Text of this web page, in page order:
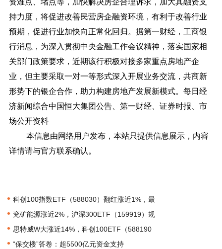
资难点、堵点等，加快解决房企合理诉求，加大其融资支
持力度，将促进改善民营房企融资环境，有利于改善行业
预期，促进行业加快向正常化回归。据第一财经，工商银
行消息，为深入贯彻中央金融工作会议精神，落实国家相
关部门政策要求，近期该行积极对接多家重点房地产企
业，但主要采取一对一等形式深入开展业务交流，共商新
形势下的银企合作，助力构建房地产发展新模式。每日经
济新闻综合中国恒大集团公告、第一财经、证券时报、市
场公开资料
本信息由网络用户发布， 本站只提供信息展示，内容
详情请与官方联系确认。
• 科创100指数ETF（588030）翻红涨近1%，最
• 兖矿能源涨近2%，沪深300ETF（159919）规
• 思特威W大涨近14%，科创100ETF（588190
• “保交楼”答卷：超5500亿元资金支持